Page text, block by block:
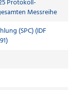
Protokoll-
Messreihe
(SPC) (IDF